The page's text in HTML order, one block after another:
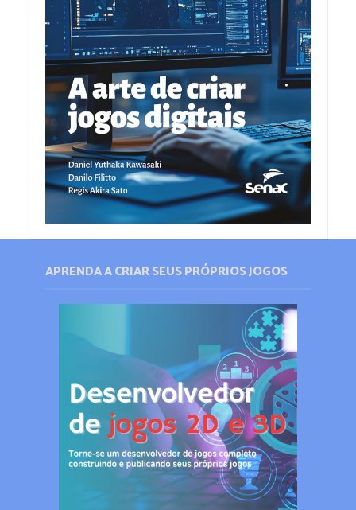
APRENDA A CRIAR SEUS PRÓPRIOS JOGOS